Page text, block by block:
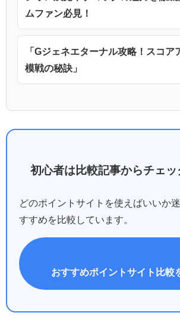
ムファン必見！
「Gジェネエターナル攻略！スコア
模戦の秘訣」
初心者は比較記事からチェッ
どのポイントサイトを使えばいいか
すすめを比較しています。
おすすめポイントサイト比較